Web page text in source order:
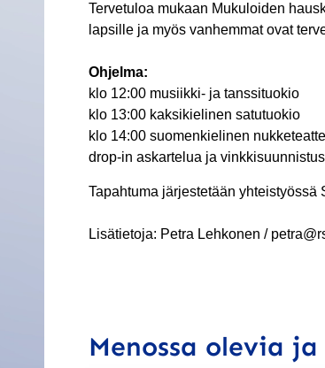
Tervetuloa mukaan Mukuloiden
lapsille ja myös vanhemmat ovat
Ohjelma:
klo 12:00 musiikki- ja tanssituokio
klo 13:00 kaksikielinen satutuokio
klo 14:00 suomenkielinen
drop-in askartelua ja
Tapahtuma järjestetään
Lisätietoja: Petra Lehkonen /
Menossa olevia